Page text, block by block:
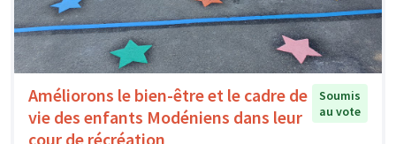
Améliorons le bien-être et le cadre de
vie des enfants Modéniens dans leur
cour de récréation
Soumis
au vote